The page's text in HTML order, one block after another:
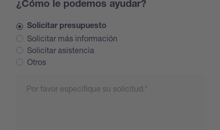
¿Cómo le podemos ayudar?
Solicitar presupuesto
Solicitar más información
Solicitar asistencia
Otros